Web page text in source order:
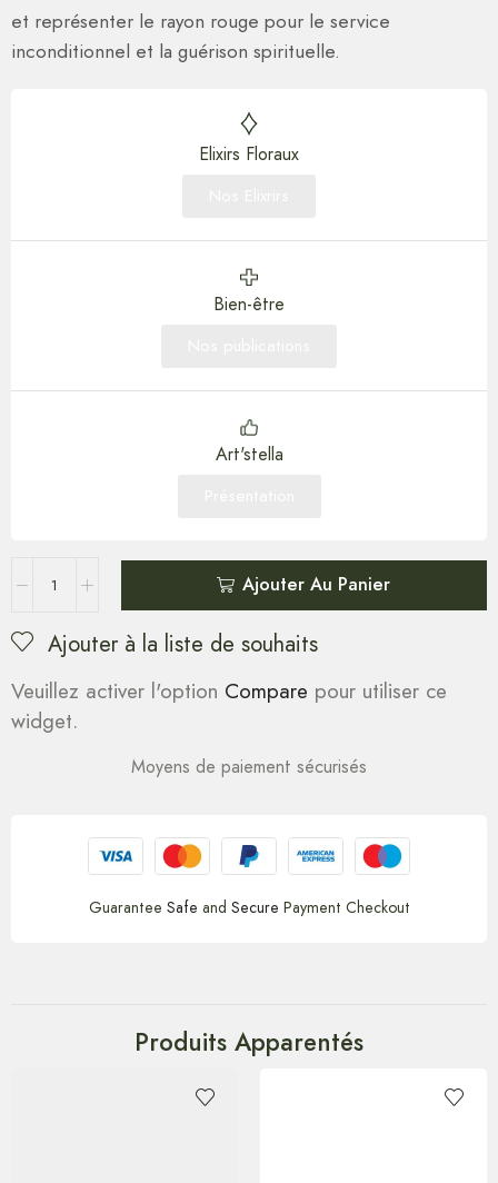
et représenter le rayon rouge pour le service
inconditionnel et la guérison spirituelle.
Elixirs Floraux
Bien-être
Art'stella
Ajouter Au Panier
Ajouter à la liste de souhaits
Veuillez activer l'option Compare pour utiliser ce
widget.
Moyens de paiement sécurisés
Guarantee Safe and Secure Payment Checkout
Produits Apparentés